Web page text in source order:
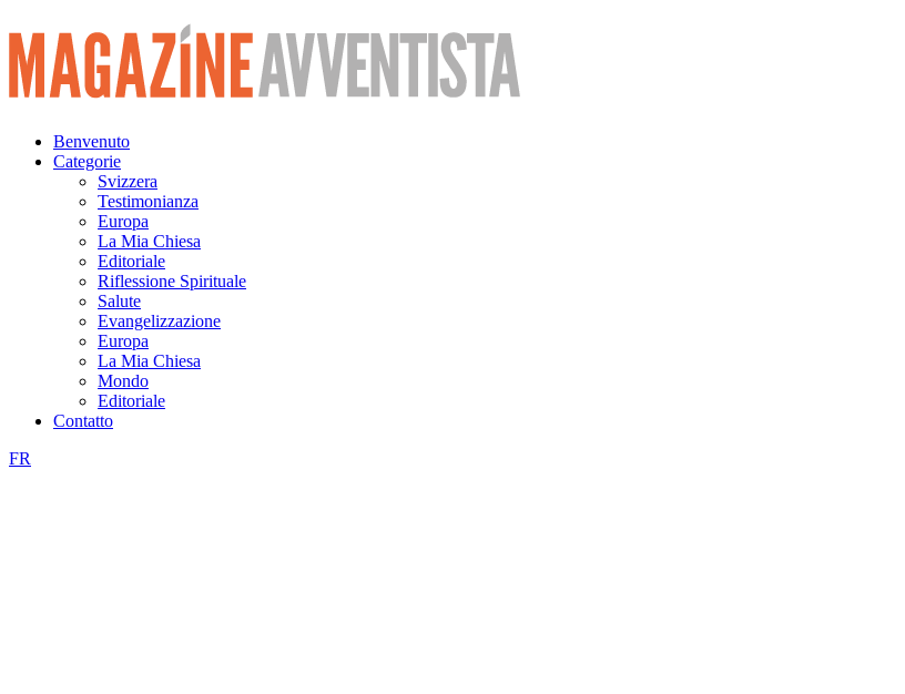
Vai
al
contenuto
Benvenuto
Categorie
Svizzera
Testimonianza
Europa
La Mia Chiesa
Editoriale
Riflessione Spirituale
Salute
Evangelizzazione
Europa
La Mia Chiesa
Mondo
Editoriale
Contatto
FR